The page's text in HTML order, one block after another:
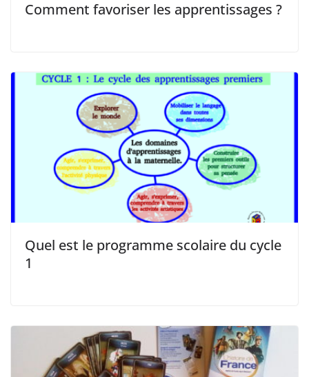
Comment favoriser les apprentissages ?
Quel est le programme scolaire du cycle
1